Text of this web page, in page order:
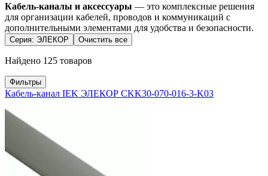
Кабель-каналы и аксессуары — это комплексные решения
для организации кабелей, проводов и коммуникаций с
дополнительными элементами для удобства и безопасности.
Серия: ЭЛЕКОР Очистить все
Найдено 125 товаров
Фильтры
Кабель-канал IEK ЭЛЕКОР CKK30-070-016-3-K03